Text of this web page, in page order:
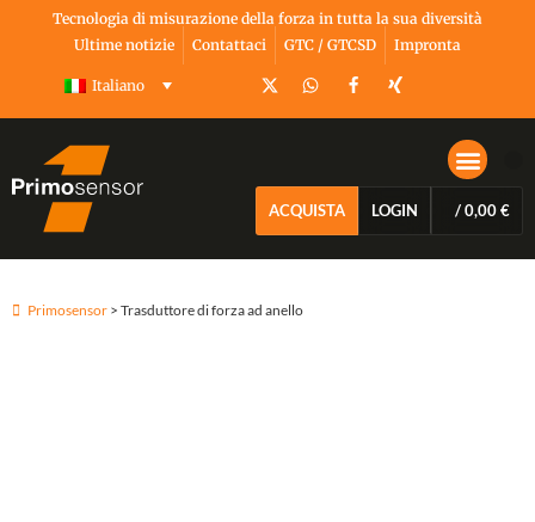
Tecnologia di misurazione della forza in tutta la sua diversità
Ultime notizie
Contattaci GTC / GTCSD Impronta
Italiano
ACQUISTA LOGIN /0,00€
Primosensor > Trasduttore di forza ad anello